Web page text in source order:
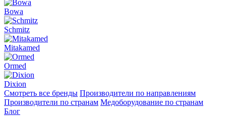
Bowa
Schmitz
Mitakamed
Ormed
Dixion
Смотреть все бренды Производители по направлениям
Производители по странам Медоборудование по странам
Блог